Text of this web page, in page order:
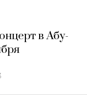
в Абу-